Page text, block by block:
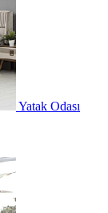
Yatak Odası